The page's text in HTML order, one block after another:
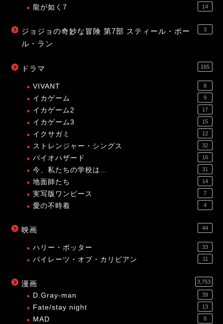
龍が如く7 14
ジョジョの奇妙な冒険 第7部 スティール・ボー
ル・ラン
3
ドラマ 165
VIVANT 8
イカゲーム 9
イカゲーム2 17
イカゲーム3 15
イクサガミ 12
ストレンジャー・シングス 32
バイオハザード 16
今、私たちの学校は… 31
地面師たち 14
実写版ワンピース 7
愛の不時着 4
映画 44
ハリー・ポッター 33
パイレーツ・オブ・カリビアン 11
漫画 3,753
D.Gray-man 39
Fate/stay night 13
MAD 8